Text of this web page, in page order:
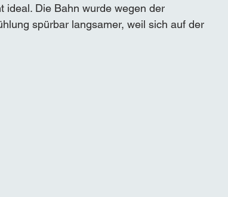
ideal. Die Bahn wurde wegen der
spürbar langsamer, weil sich auf der